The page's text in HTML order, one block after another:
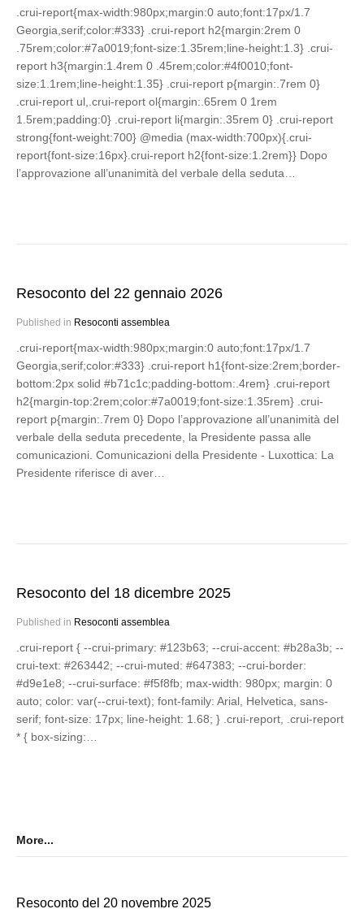
.crui-report{max-width:980px;margin:0 auto;font:17px/1.7
Georgia,serif;color:#333} .crui-report h2{margin:2rem 0
.75rem;color:#7a0019;font-size:1.35rem;line-height:1.3} .crui-
report h3{margin:1.4rem 0 .45rem;color:#4f0010;font-
size:1.1rem;line-height:1.35} .crui-report p{margin:.7rem 0}
.crui-report ul,.crui-report ol{margin:.65rem 0 1rem
1.5rem;padding:0} .crui-report li{margin:.35rem 0} .crui-report
strong{font-weight:700} @media (max-width:700px){.crui-
report{font-size:16px}.crui-report h2{font-size:1.2rem}} Dopo
l’approvazione all’unanimità del verbale della seduta…
Resoconto del 22 gennaio 2026
Published in Resoconti assemblea
.crui-report{max-width:980px;margin:0 auto;font:17px/1.7
Georgia,serif;color:#333} .crui-report h1{font-size:2rem;border-
bottom:2px solid #b71c1c;padding-bottom:.4rem} .crui-report
h2{margin-top:2rem;color:#7a0019;font-size:1.35rem} .crui-
report p{margin:.7rem 0} Dopo l’approvazione all’unanimità del
verbale della seduta precedente, la Presidente passa alle
comunicazioni. Comunicazioni della Presidente - Luxottica: La
Presidente riferisce di aver…
Resoconto del 18 dicembre 2025
Published in Resoconti assemblea
.crui-report { --crui-primary: #123b63; --crui-accent: #b28a3b; --
crui-text: #263442; --crui-muted: #647383; --crui-border:
#d9e1e8; --crui-surface: #f5f8fb; max-width: 980px; margin: 0
auto; color: var(--crui-text); font-family: Arial, Helvetica, sans-
serif; font-size: 17px; line-height: 1.68; } .crui-report, .crui-report
* { box-sizing:…
More...
Resoconto del 20 novembre 2025